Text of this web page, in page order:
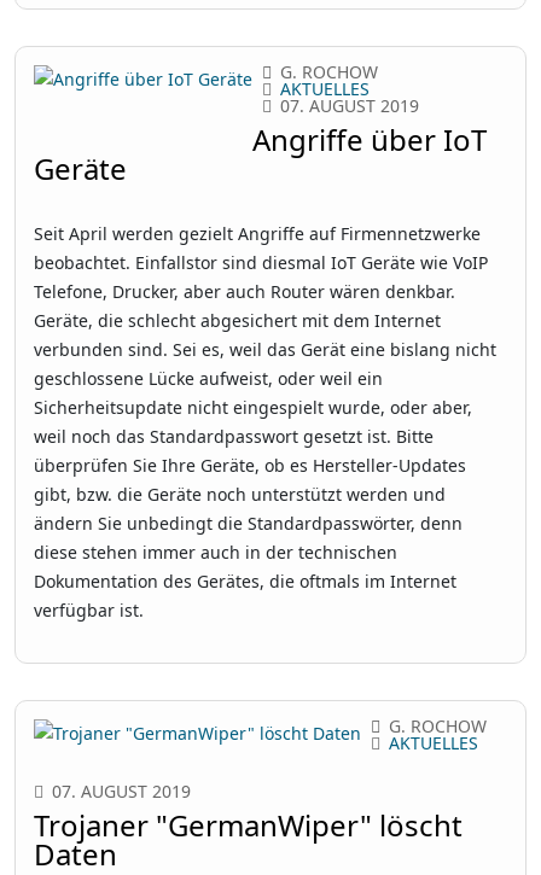
G. ROCHOW
AKTUELLES
07. AUGUST 2019
Angriffe über IoT
Geräte
Seit April werden gezielt Angriffe auf Firmennetzwerke
beobachtet. Einfallstor sind diesmal IoT Geräte wie VoIP
Telefone, Drucker, aber auch Router wären denkbar.
Geräte, die schlecht abgesichert mit dem Internet
verbunden sind. Sei es, weil das Gerät eine bislang nicht
geschlossene Lücke aufweist, oder weil ein
Sicherheitsupdate nicht eingespielt wurde, oder aber,
weil noch das Standardpasswort gesetzt ist. Bitte
überprüfen Sie Ihre Geräte, ob es Hersteller-Updates
gibt, bzw. die Geräte noch unterstützt werden und
ändern Sie unbedingt die Standardpasswörter, denn
diese stehen immer auch in der technischen
Dokumentation des Gerätes, die oftmals im Internet
verfügbar ist.
G. ROCHOW
AKTUELLES
07. AUGUST 2019
Trojaner "GermanWiper" löscht
Daten